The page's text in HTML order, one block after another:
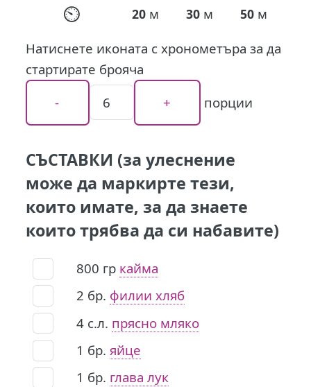
⏲ 20 м 30м 50м
Натиснете иконата с хронометъра за да
стартирате брояча
порции
СЪСТАВКИ (за улеснение
може да маркирте тези,
които имате, за да знаете
които трябва да си набавите)
800 гр кайма
2 бр. филии хляб
4 с.л. прясно мляко
1 бр. яйце
1 бр. глава лук